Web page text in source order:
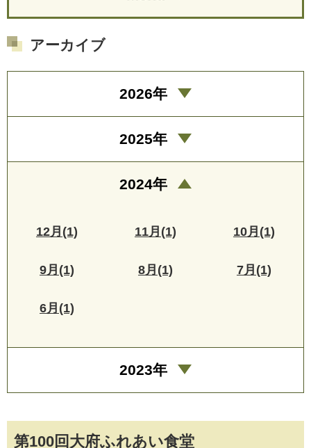
第100回大府ふれあい食堂
アーカイブ
2026年
2025年
2024年
12月(1) 11月(1) 10月(1)
9月(1) 8月(1) 7月(1)
6月(1)
2023年